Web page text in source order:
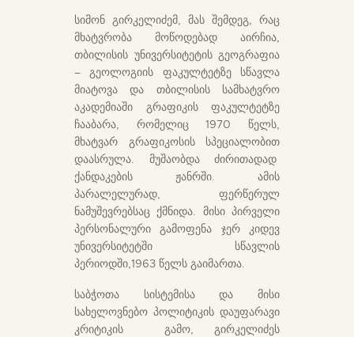
ᲙᲐᲢᲐᲚᲝᲒᲔᲑᲘ
ᲝᲠᲒᲐᲜᲘᲖᲐᲪᲘᲔᲑᲘ
ᲙᲝᲜᲢᲐᲥᲢᲘ
სიმონ გირკელიძემ, მას შემდეგ, რაც
მხატვრობა მოწოდებად აირჩია,
თბილისის უნივერსიტეტის გეოგრაფია
– გეოლოგიის ფაკულტეტზე სწავლა
მიატოვა და თბილისის სამხატვრო
აკადემიაში გრაფიკის ფაკულტეტზე
ჩააბარა, რომელიც 1970 წელს,
მხატვარ გრაფიკოსის სპეციალობით
დაასრულა. მუშაობდა ძირითადად
ქანდაკების ჟანრში. ამის
პარალელურად, ფერწერულ
ნამუშევრებსაც ქმნიდა. მისი პირველი
პერსონალური გამოფენა ჯერ კიდევ
უნივერსიტეტში სწავლის
პერიოდში,1963 წელს გაიმართა.
საბჭოთა სისტემისა და მისი
სახელოვნებო პოლიტიკის დაუფარავი
კრიტიკის გამო, გირკელიძეს